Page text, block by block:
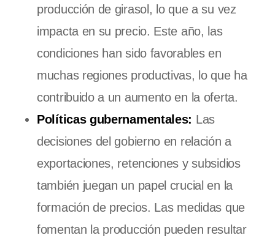
producción de girasol, lo que a su vez
impacta en su precio. Este año, las
condiciones han sido favorables en
muchas regiones productivas, lo que ha
contribuido a un aumento en la oferta.
Políticas gubernamentales: Las
decisiones del gobierno en relación a
exportaciones, retenciones y subsidios
también juegan un papel crucial en la
formación de precios. Las medidas que
fomentan la producción pueden resultar